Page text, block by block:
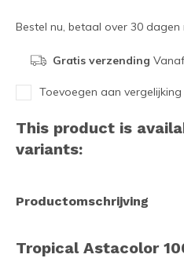
Bestel nu, betaal over 30 dagen
Gratis verzending
Toevoegen aan vergelijking
This product is
variants:
Productomschrijving
Tropical Astacolor